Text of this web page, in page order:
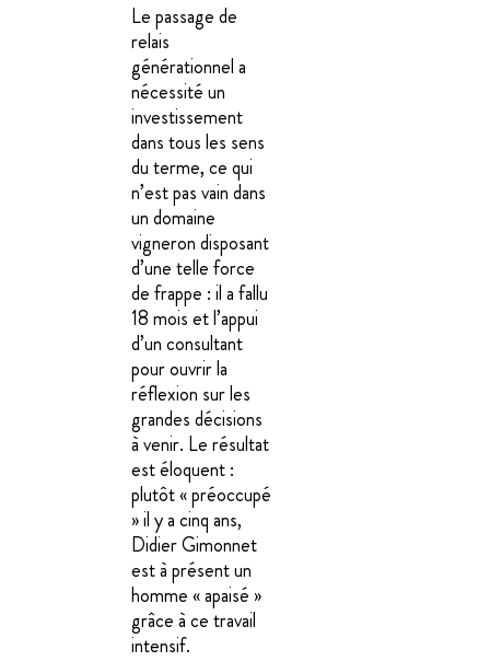
Le passage de
relais
générationnel a
nécessité un
investissement
dans tous les sens
du terme, ce qui
n’est pas vain dans
un domaine
vigneron disposant
d’une telle force
de frappe : il a fallu
18 mois et l’appui
d’un consultant
pour ouvrir la
réflexion sur les
grandes décisions
à venir. Le résultat
est éloquent :
plutôt « préoccupé
» il y a cinq ans,
Didier Gimonnet
est à présent un
homme « apaisé »
grâce à ce travail
intensif.